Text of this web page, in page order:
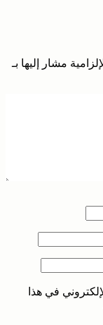
مشار إليها بـ
في هذا